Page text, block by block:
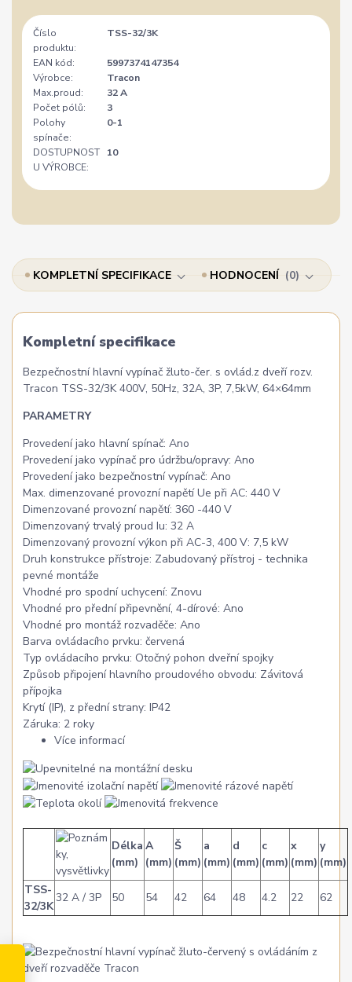
Číslo
produktu:
TSS-32/3K
EAN kód:
5997374147354
Výrobce:
Tracon
Max.proud:
32 A
Počet pólů:
3
Polohy
spínače:
0-1
DOSTUPNOST
U VÝROBCE:
10
KOMPLETNÍ SPECIFIKACE HODNOCENÍ 0
Kompletní specifikace
Bezpečnostní hlavní vypínač žluto-čer. s ovlád.z dveří rozv.
Tracon TSS-32/3K 400V, 50Hz, 32A, 3P, 7,5kW, 64×64mm
PARAMETRY
Provedení jako hlavní spínač:Ano
Provedení jako vypínač pro údržbu/opravy: Ano
Provedení jako bezpečnostní vypínač: Ano
Max. dimenzované provozní napětí Ue při AC:440 V
Dimenzované provozní napětí:360 -440 V
Dimenzovaný trvalý proud Iu:32 A
Dimenzovaný provozní výkon při AC-3, 400 V: 7,5 kW
Druh konstrukce přístroje: Zabudovaný přístroj - technika
pevné montáže
Vhodné pro spodní uchycení: Znovu
Vhodné pro přední připevnění, 4-dírové:Ano
Vhodné pro montáž rozvaděče:Ano
Barva ovládacího prvku:červená
Typ ovládacího prvku: Otočný pohon dveřní spojky
Způsob připojení hlavního proudového obvodu: Závitová
přípojka
Krytí (IP), z přední strany:IP42
Záruka: 2 roky
Více informací
Délka
(mm)
A
(mm)
Š
(mm)
a
(mm)
d
(mm)
c
(mm)
x
(mm)
y
(mm)
TSS-
32/3K
32 A / 3P 50 54 42 64 48 4.2 22 62